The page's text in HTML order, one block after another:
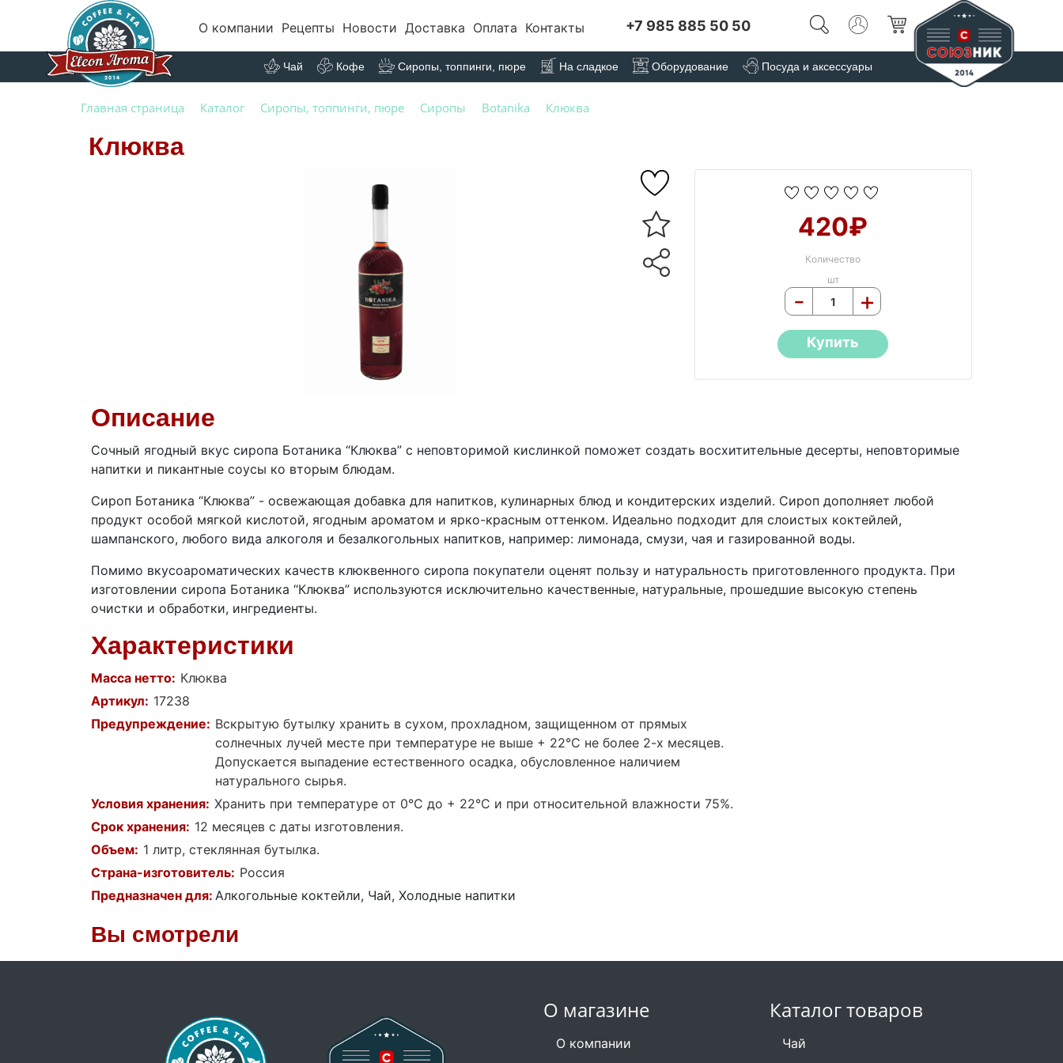
О компании Рецепты Новости Доставка Оплата Контакты +7 985 885 50 50
Чай Кофе Сиропы, топпинги, пюре На сладкое Оборудование Посуда и аксессуары
Главная страница Каталог Сиропы, топпинги, пюре Сиропы Botanika Клюква
Клюква
420₽
Количество
шт
- +
Купить
Описание
Сочный ягодный вкус сиропа Ботаника “Клюква” с неповторимой кислинкой поможет создать восхитительные десерты, неповторимые
напитки и пикантные соусы ко вторым блюдам.
Сироп Ботаника “Клюква” - освежающая добавка для напитков, кулинарных блюд и кондитерских изделий. Сироп дополняет любой
продукт особой мягкой кислотой, ягодным ароматом и ярко-красным оттенком. Идеально подходит для слоистых коктейлей,
шампанского, любого вида алкоголя и безалкогольных напитков, например: лимонада, смузи, чая и газированной воды.
Помимо вкусоароматических качеств клюквенного сиропа покупатели оценят пользу и натуральность приготовленного продукта. При
изготовлении сиропа Ботаника “Клюква” используются исключительно качественные, натуральные, прошедшие высокую степень
очистки и обработки, ингредиенты.
Характеристики
Масса нетто: Клюква
Артикул: 17238
Предупреждение: Вскрытую бутылку хранить в сухом, прохладном, защищенном от прямых
солнечных лучей месте при температуре не выше + 22°С не более 2-х месяцев.
Допускается выпадение естественного осадка, обусловленное наличием
натурального сырья.
Условия хранения: Хранить при температуре от 0°С до + 22°С и при относительной влажности 75%.
Срок хранения: 12 месяцев с даты изготовления.
Объем: 1 литр, стеклянная бутылка.
Страна-изготовитель: Россия
Предназначен для: Алкогольные коктейли, Чай, Холодные напитки
Вы смотрели
О магазине
О компании
Каталог товаров
Чай